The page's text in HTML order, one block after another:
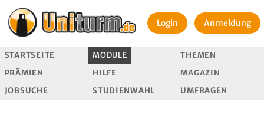
Login Anmeldung
STARTSEITE MODULE
THEMEN
PRÄMIEN
HILFE
MAGAZIN
JOBSUCHE
STUDIENWAHL UMFRAGEN